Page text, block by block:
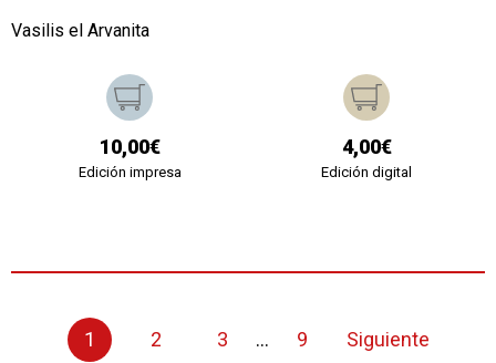
Vasilis el Arvanita
10,00€
Edición impresa
4,00€
Edición digital
1 2 3 ... 9 Siguiente